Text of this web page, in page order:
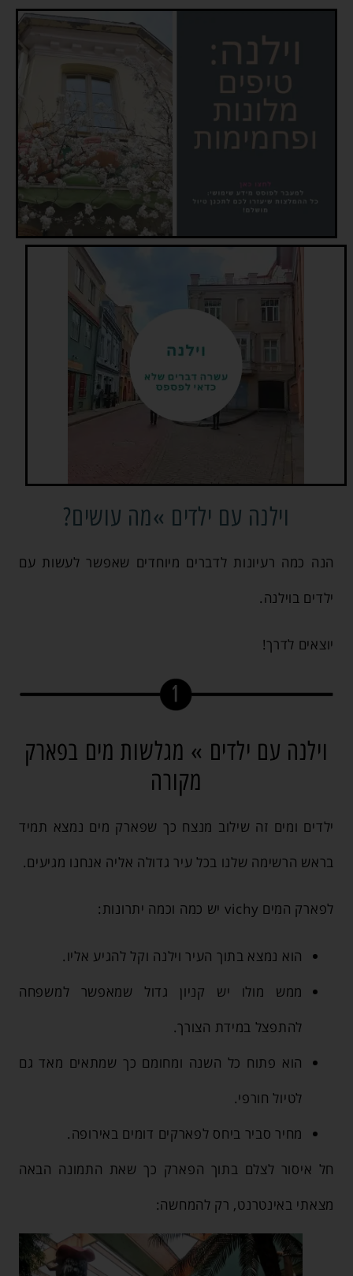
וילנה עם ילדים »מה עושים?
הנה כמה רעיונות לדברים מיוחדים שאפשר לעשות עם
ילדים בוילנה.
יוצאים לדרך!
וילנה עם ילדים » מגלשות מים בפארק
מקורה
ילדים ומים זה שילוב מנצח כך שפארק מים נמצא תמיד
בראש הרשימה שלנו בכל עיר גדולה אליה אנחנו מגיעים.
לפארק המים vichy יש כמה וכמה יתרונות:
הוא נמצא בתוך העיר וילנה וקל להגיע אליו.
ממש מולו יש קניון גדול שמאפשר למשפחה
להתפצל במידת הצורך.
הוא פתוח כל השנה ומחומם כך שמתאים מאד גם
לטיול חורפי.
מחיר סביר ביחס לפארקים דומים באירופה.
חל איסור לצלם בתוך הפארק כך שאת התמונה הבאה
מצאתי באינטרנט, רק להמחשה: